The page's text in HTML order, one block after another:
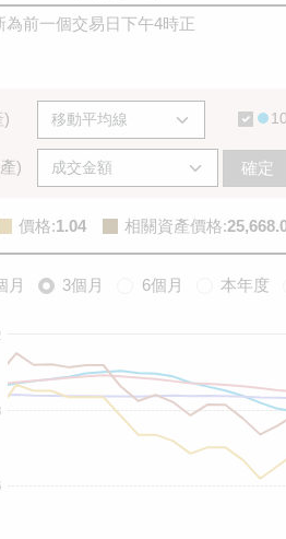
為前一個交易日下午4時正
)
) 確定
價格:1.04 相關資產價格:
月 3個月 6個月 本年度